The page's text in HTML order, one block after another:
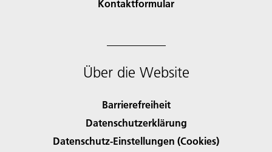
Kontaktformular
Über die Website
Barrierefreiheit
Datenschutzerklärung
Datenschutz-Einstellungen (Cookies)